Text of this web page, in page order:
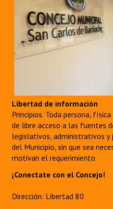
Libertad de información
Principios. Toda persona,
de libre acceso a las fuentes
legislativos, administrativos y
del Municipio, sin que sea
motivan el requerimiento.
¡Conectate con el Concejo!
Dirección: Libertad 80